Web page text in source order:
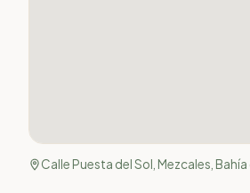
Calle Puesta del Sol, Mezcales,